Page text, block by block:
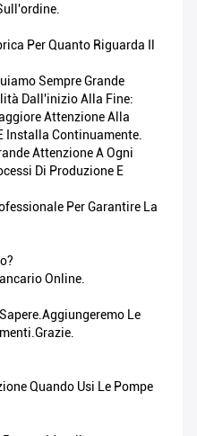
Per Quanto Riguarda Il
Sempre Grande
Dall'inizio Alla Fine:
Attenzione Alla
Installa Continuamente.
Attenzione A Ogni
Di Produzione E
Per Garantire La
Online.
Le
Quando Usi Le Pompe